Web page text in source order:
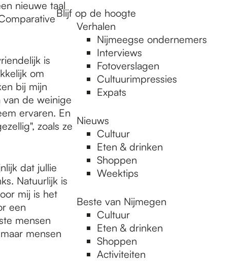
Blijf op de hoogte
Verhalen
Nijmeegse ondernemers
Interviews
Fotoverslagen
Cultuurimpressies
Expats
Nieuws
Cultuur
Eten & drinken
Shoppen
Weektips
Beste van Nijmegen
Cultuur
Eten & drinken
Shoppen
Activiteiten
nieuwe taal
is
om
bij mijn
de weinige
ervaren. En
zoals ze
dat jullie
Natuurlijk is
mij is het
een
mensen
mensen